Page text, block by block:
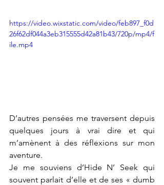
https://video.wixstatic.com/video/feb897_f0d
26f62df044a3eb315555d42a81b43/720p/mp4/f
ile.mp4
D’autres pensées me traversent depuis
quelques jours à vrai dire et qui
m’amènent à des réflexions sur mon
aventure.
Je me souviens d’Hide N’ Seek qui
souvent parlait d’elle et de ses « dumb